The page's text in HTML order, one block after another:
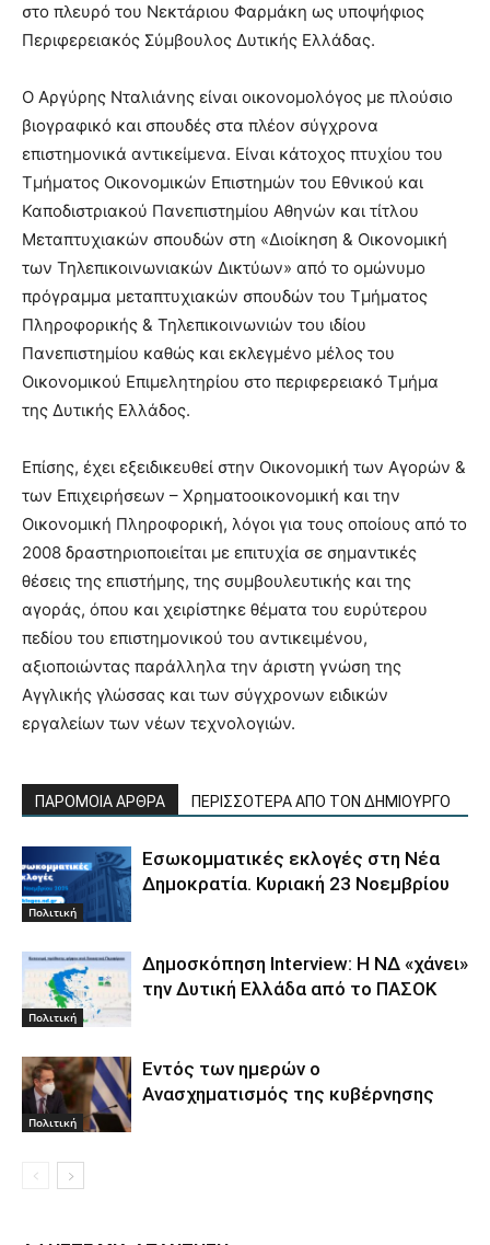
στο πλευρό του Νεκτάριου Φαρμάκη ως υποψήφιος
Περιφερειακός Σύμβουλος Δυτικής Ελλάδας.
Ο Αργύρης Νταλιάνης είναι οικονομολόγος με πλούσιο
βιογραφικό και σπουδές στα πλέον σύγχρονα
επιστημονικά αντικείμενα. Είναι κάτοχος πτυχίου του
Τμήματος Οικονομικών Επιστημών του Εθνικού και
Καποδιστριακού Πανεπιστημίου Αθηνών και τίτλου
Mεταπτυχιακών σπουδών στη «Διοίκηση & Οικονομική
των Τηλεπικοινωνιακών Δικτύων» από το ομώνυμο
πρόγραμμα μεταπτυχιακών σπουδών του Τμήματος
Πληροφορικής & Τηλεπικοινωνιών του ιδίου
Πανεπιστημίου καθώς και εκλεγμένο μέλος του
Οικονομικού Επιμελητηρίου στο περιφερειακό Τμήμα
της Δυτικής Ελλάδος.
Επίσης, έχει εξειδικευθεί στην Οικονομική των Αγορών &
των Επιχειρήσεων – Χρηματοοικονομική και την
Οικονομική Πληροφορική, λόγοι για τους οποίους από το
2008 δραστηριοποιείται με επιτυχία σε σημαντικές
θέσεις της επιστήμης, της συμβουλευτικής και της
αγοράς, όπου και χειρίστηκε θέματα του ευρύτερου
πεδίου του επιστημονικού του αντικειμένου,
αξιοποιώντας παράλληλα την άριστη γνώση της
Αγγλικής γλώσσας και των σύγχρονων ειδικών
εργαλείων των νέων τεχνολογιών.
ΠΑΡΟΜΟΙΑ ΑΡΘΡΑ ΠΕΡΙΣΣΟΤΕΡΑ ΑΠΟ ΤΟΝ ΔΗΜΙΟΥΡΓΟ
Πολιτική
Εσωκομματικές εκλογές στη Νέα
Δημοκρατία. Κυριακή 23 Νοεμβρίου
Πολιτική
Δημοσκόπηση Interview: Η ΝΔ «χάνει»
την Δυτική Ελλάδα από το ΠΑΣΟΚ
Πολιτική
Εντός των ημερών ο
Ανασχηματισμός της κυβέρνησης